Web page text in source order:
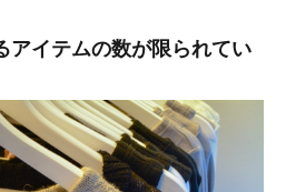
イテムの数が限られてい